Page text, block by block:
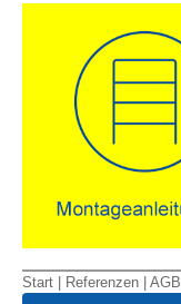
Start Referenzen AGB